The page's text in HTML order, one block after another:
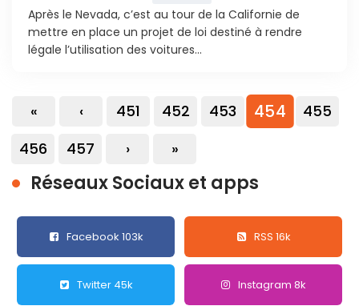
Après le Nevada, c’est au tour de la Californie de
mettre en place un projet de loi destiné à rendre
légale l’utilisation des voitures...
« ‹ 451 452 453 454
455
456
457 › »
Réseaux Sociaux et apps
Facebook 103k RSS 16k
Twitter 45k Instagram 8k